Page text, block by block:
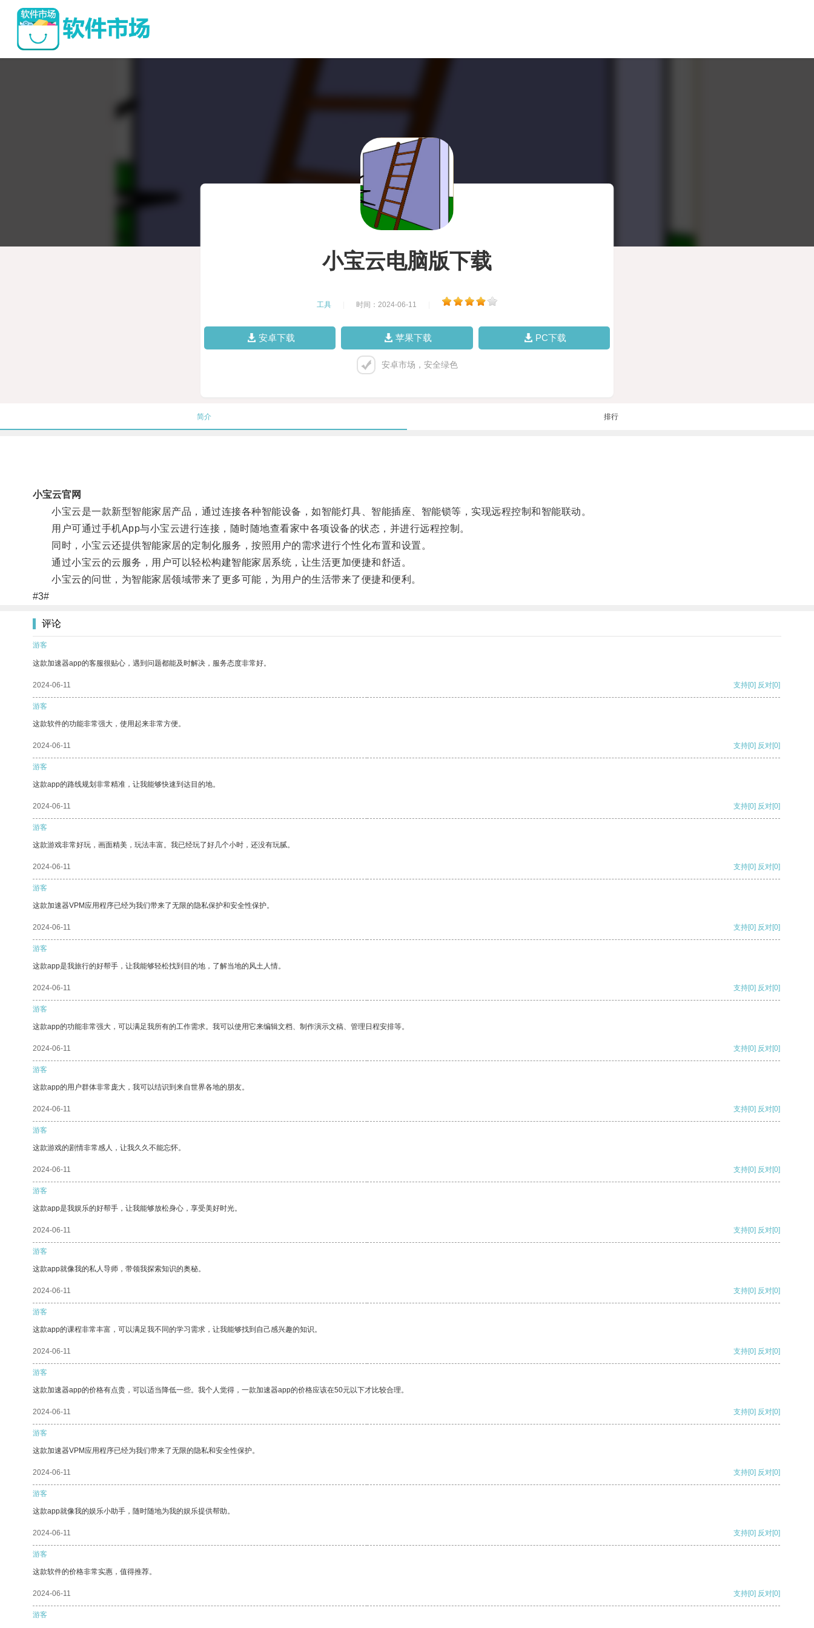
小宝云电脑版下载
工具 时间：2024-06-11
安卓下载 苹果下载 PC下载
安卓市场，安全绿色
简介 排行
小宝云官网
小宝云是一款新型智能家居产品，通过连接各种智能设备，如智能灯具、智能插座、智能锁等，实现远程控制和智能联动。
用户可通过手机App与小宝云进行连接，随时随地查看家中各项设备的状态，并进行远程控制。
同时，小宝云还提供智能家居的定制化服务，按照用户的需求进行个性化布置和设置。
通过小宝云的云服务，用户可以轻松构建智能家居系统，让生活更加便捷和舒适。
小宝云的问世，为智能家居领域带来了更多可能，为用户的生活带来了便捷和便利。
#3#
评论
游客
这款加速器app的客服很贴心，遇到问题都能及时解决，服务态度非常好。
2024-06-11 支持[0] 反对[0]
游客
这款软件的功能非常强大，使用起来非常方便。
2024-06-11 支持[0] 反对[0]
游客
这款app的路线规划非常精准，让我能够快速到达目的地。
2024-06-11 支持[0] 反对[0]
游客
这款游戏非常好玩，画面精美，玩法丰富。我已经玩了好几个小时，还没有玩腻。
2024-06-11 支持[0] 反对[0]
游客
这款加速器VPM应用程序已经为我们带来了无限的隐私保护和安全性保护。
2024-06-11 支持[0] 反对[0]
游客
这款app是我旅行的好帮手，让我能够轻松找到目的地，了解当地的风土人情。
2024-06-11 支持[0] 反对[0]
游客
这款app的功能非常强大，可以满足我所有的工作需求。我可以使用它来编辑文档、制作演示文稿、管理日程安排等。
2024-06-11 支持[0] 反对[0]
游客
这款app的用户群体非常庞大，我可以结识到来自世界各地的朋友。
2024-06-11 支持[0] 反对[0]
游客
这款游戏的剧情非常感人，让我久久不能忘怀。
2024-06-11 支持[0] 反对[0]
游客
这款app是我娱乐的好帮手，让我能够放松身心，享受美好时光。
2024-06-11 支持[0] 反对[0]
游客
这款app就像我的私人导师，带领我探索知识的奥秘。
2024-06-11 支持[0] 反对[0]
游客
这款app的课程非常丰富，可以满足我不同的学习需求，让我能够找到自己感兴趣的知识。
2024-06-11 支持[0] 反对[0]
游客
这款加速器app的价格有点贵，可以适当降低一些。我个人觉得，一款加速器app的价格应该在50元以下才比较合理。
2024-06-11 支持[0] 反对[0]
游客
这款加速器VPM应用程序已经为我们带来了无限的隐私和安全性保护。
2024-06-11 支持[0] 反对[0]
游客
这款app就像我的娱乐小助手，随时随地为我的娱乐提供帮助。
2024-06-11 支持[0] 反对[0]
游客
这款软件的价格非常实惠，值得推荐。
2024-06-11 支持[0] 反对[0]
游客